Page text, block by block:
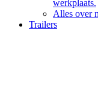
werkplaats.
Alles over
Trailers